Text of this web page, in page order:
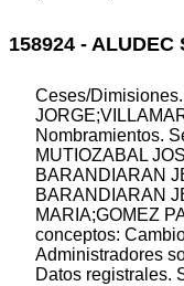
158924 - ALUDEC
Ceses/
Nombramientos.
MUTIOZABAL
BARANDIARAN
BARANDIARAN
MARIA;GOMEZ
conceptos:
Administradores
Datos registrales.